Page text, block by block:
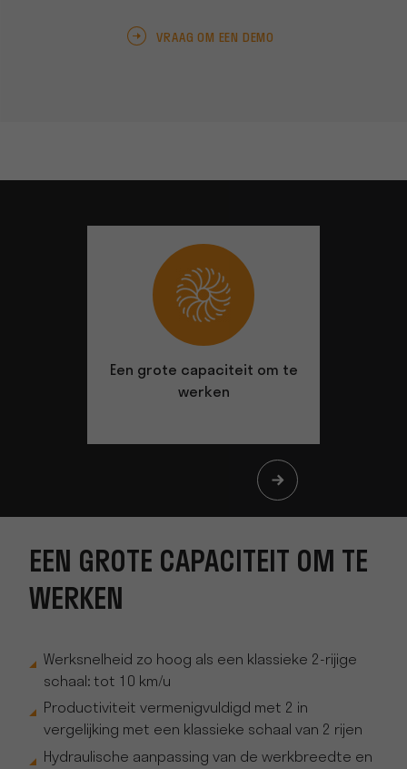
VRAAG OM EEN DEMO
Een grote capaciteit om te
werken
EEN GROTE CAPACITEIT OM TE
WERKEN
Werksnelheid zo hoog als een klassieke 2-rijige
schaal: tot 10 km/u
Productiviteit vermenigvuldigd met 2 in
vergelijking met een klassieke schaal van 2 rijen
Hydraulische aanpassing van de werkbreedte en